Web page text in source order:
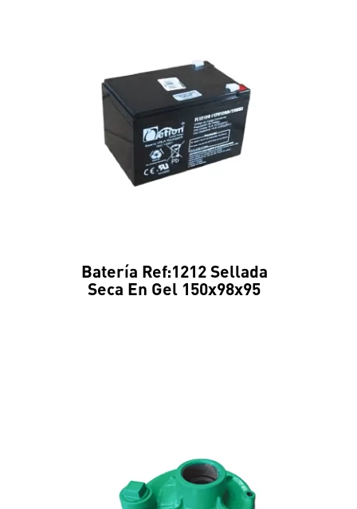
Batería Ref:1212 Sellada
Seca En Gel 150x98x95